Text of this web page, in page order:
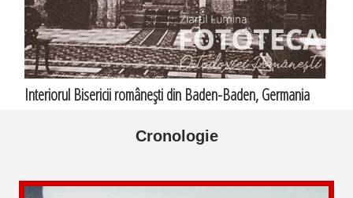
Interiorul Bisericii româneşti din Baden-Baden, Germania
Cronologie